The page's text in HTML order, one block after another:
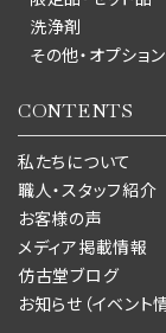
洗浄剤
その他・オプション
CONTENTS
私たちについて
職人・スタッフ紹介
お客様の声
メディア掲載情報
仿古堂ブログ
お知らせ（イベント